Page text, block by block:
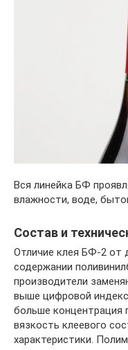
Вся линейка БФ
влажности, воде,
Состав и
Отличие клея БФ-2 от
содержании
производители
выше цифровой
больше концентрация
вязкость клеевого
характеристики.